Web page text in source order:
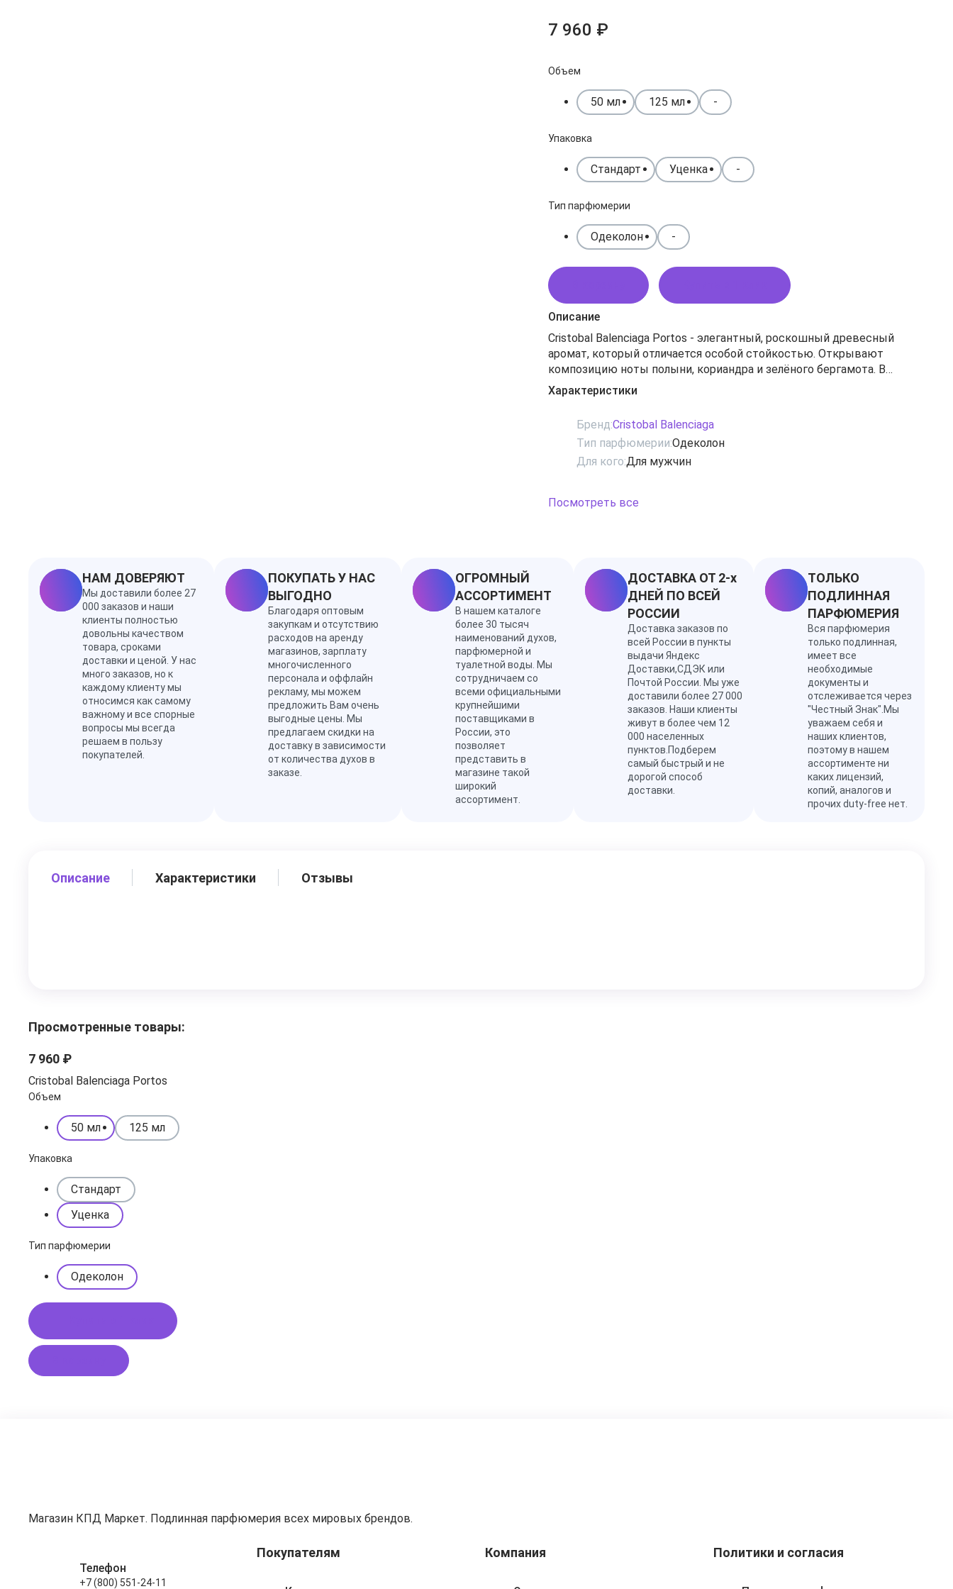
7 960 ₽
Объем
50 мл 125 мл -
Упаковка
Стандарт Уценка -
Тип парфюмерии
Одеколон -
Описание
Cristobal Balenciaga Portos - элегантный, роскошный древесный
аромат, который отличается особой стойкостью. Открывают
композицию ноты полыни, кориандра и зелёного бергамота. В
центре аромата звучат ноты жасмина, пачули, ветивера, кедра и
герани. Ноты шлейфа : мох, дорогая кожа, лабданум, мускус, мирра и
Характеристики
Бренд:Cristobal Balenciaga
Тип парфюмерии:Одеколон
Для кого:Для мужчин
Посмотреть все
НАМ ДОВЕРЯЮТ
Мы доставили более 27
000 заказов и наши
клиенты полностью
довольны качеством
товара, сроками
доставки и ценой. У нас
много заказов, но к
каждому клиенту мы
относимся как самому
важному и все спорные
вопросы мы всегда
решаем в пользу
покупателей.
ПОКУПАТЬ У НАС
ВЫГОДНО
Благодаря оптовым
закупкам и отсутствию
расходов на аренду
магазинов, зарплату
многочисленного
персонала и оффлайн
рекламу, мы можем
предложить Вам очень
выгодные цены. Мы
предлагаем скидки на
доставку в зависимости
от количества духов в
заказе.
ОГРОМНЫЙ
АССОРТИМЕНТ
В нашем каталоге
более 30 тысяч
наименований духов,
парфюмерной и
туалетной воды. Мы
сотрудничаем со
всеми официальными
крупнейшими
поставщиками в
России, это
позволяет
представить в
магазине такой
широкий
ассортимент.
ДОСТАВКА ОТ 2-х
ДНЕЙ ПО ВСЕЙ
РОССИИ
Доставка заказов по
всей России в пункты
выдачи Яндекс
Доставки,СДЭК или
Почтой России. Мы уже
доставили более 27 000
заказов. Наши клиенты
живут в более чем 12
000 населенных
пунктов.Подберем
самый быстрый и не
дорогой способ
доставки.
ТОЛЬКО
ПОДЛИННАЯ
ПАРФЮМЕРИЯ
Вся парфюмерия
только подлинная,
имеет все
необходимые
документы и
отслеживается через
"Честный Знак".Мы
уважаем себя и
наших клиентов,
поэтому в нашем
ассортименте ни
каких лицензий,
копий, аналогов и
прочих duty-free нет.
Описание Характеристики Отзывы
Просмотренные товары:
7 960 ₽
Cristobal Balenciaga Portos
Объем
50 мл 125 мл
Упаковка
Стандарт
Уценка
Тип парфюмерии
Одеколон
Магазин КПД Маркет. Подлинная парфюмерия всех мировых брендов.
Покупателям Компания Политики и согласия
Телефон
+7 (800) 551-24-11